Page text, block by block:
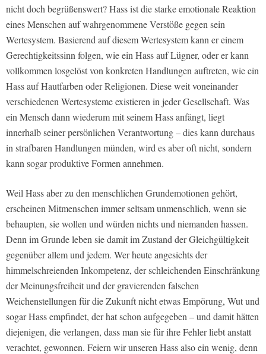
nicht doch begrüßenswert? Hass ist die starke emotionale Reaktion
eines Menschen auf wahrgenommene Verstöße gegen sein
Wertesystem. Basierend auf diesem Wertesystem kann er einem
Gerechtigkeitssinn folgen, wie ein Hass auf Lügner, oder er kann
vollkommen losgelöst von konkreten Handlungen auftreten, wie ein
Hass auf Hautfarben oder Religionen. Diese weit voneinander
verschiedenen Wertesysteme existieren in jeder Gesellschaft. Was
ein Mensch dann wiederum mit seinem Hass anfängt, liegt
innerhalb seiner persönlichen Verantwortung – dies kann durchaus
in strafbaren Handlungen münden, wird es aber oft nicht, sondern
kann sogar produktive Formen annehmen.
Weil Hass aber zu den menschlichen Grundemotionen gehört,
erscheinen Mitmenschen immer seltsam unmenschlich, wenn sie
behaupten, sie wollen und würden nichts und niemanden hassen.
Denn im Grunde leben sie damit im Zustand der Gleichgültigkeit
gegenüber allem und jedem. Wer heute angesichts der
himmelschreienden Inkompetenz, der schleichenden Einschränkung
der Meinungsfreiheit und der gravierenden falschen
Weichenstellungen für die Zukunft nicht etwas Empörung, Wut und
sogar Hass empfindet, der hat schon aufgegeben – und damit hätten
diejenigen, die verlangen, dass man sie für ihre Fehler liebt anstatt
verachtet, gewonnen. Feiern wir unseren Hass also ein wenig, denn